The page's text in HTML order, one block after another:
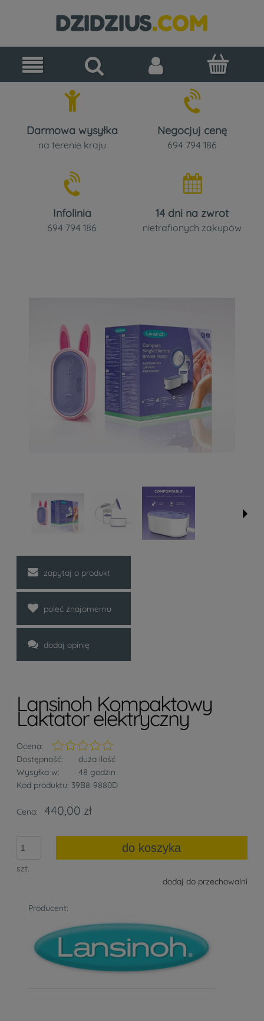
Darmowa wysyłka
na terenie kraju
Negocjuj cenę
694 794 186
Infolinia
694 794 186
14 dni na zwrot
nietrafionych zakupów
zapytaj o produkt
poleć znajomemu
dodaj opinię
Lansinoh Kompaktowy
Laktator elektryczny
Ocena:
Dostępność:
duża ilość
Wysyłka w:
48 godzin
Kod produktu: 39B8-9880D
Cena: 440,00 zł
szt.
do koszyka
dodaj do przechowalni
Producent: